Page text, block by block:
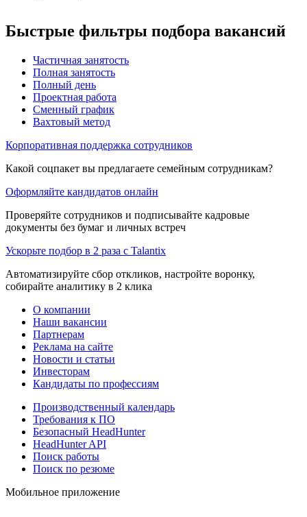
Быстрые фильтры подбора вакансий
Частичная занятость
Полная занятость
Полный день
Проектная работа
Сменный график
Вахтовый метод
Корпоративная поддержка сотрудников
Какой соцпакет вы предлагаете семейным сотрудникам?
Оформляйте кандидатов онлайн
Проверяйте сотрудников и подписывайте кадровые
документы без бумаг и личных встреч
Ускорьте подбор в 2 раза с Talantix
Автоматизируйте сбор откликов, настройте воронку,
собирайте аналитику в 2 клика
О компании
Наши вакансии
Партнерам
Реклама на сайте
Новости и статьи
Инвесторам
Кандидаты по профессиям
Производственный календарь
Требования к ПО
Безопасный HeadHunter
HeadHunter API
Поиск работы
Поиск по резюме
Мобильное приложение